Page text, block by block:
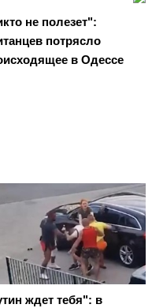
не полезет":
потрясло
в Одессе
ждет тебя": в